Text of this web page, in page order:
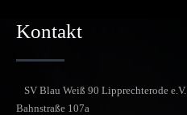
Kontakt
SV Blau Weiß 90 Lipprechterode e.V.
Bahnstraße 107a